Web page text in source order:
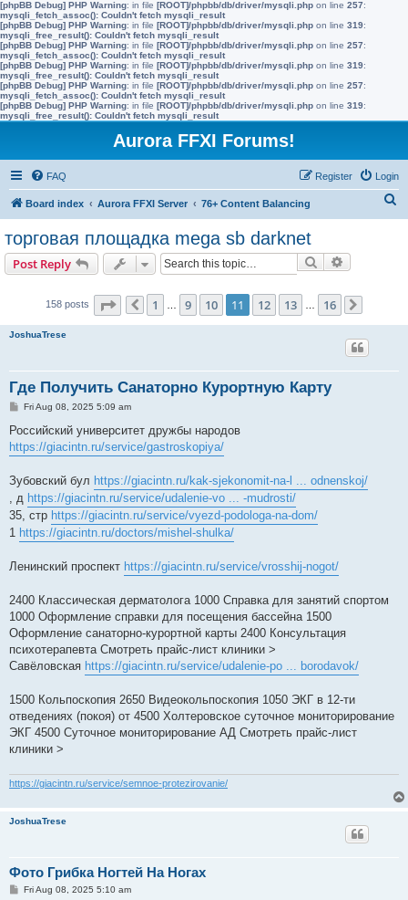
[phpBB Debug] PHP Warning: in file [ROOT]/phpbb/db/driver/mysqli.php on line 257:
mysqli_fetch_assoc(): Couldn't fetch mysqli_result
[phpBB Debug] PHP Warning: in file [ROOT]/phpbb/db/driver/mysqli.php on line 319:
mysqli_free_result(): Couldn't fetch mysqli_result
[phpBB Debug] PHP Warning: in file [ROOT]/phpbb/db/driver/mysqli.php on line 257:
mysqli_fetch_assoc(): Couldn't fetch mysqli_result
[phpBB Debug] PHP Warning: in file [ROOT]/phpbb/db/driver/mysqli.php on line 319:
mysqli_free_result(): Couldn't fetch mysqli_result
[phpBB Debug] PHP Warning: in file [ROOT]/phpbb/db/driver/mysqli.php on line 257:
mysqli_fetch_assoc(): Couldn't fetch mysqli_result
[phpBB Debug] PHP Warning: in file [ROOT]/phpbb/db/driver/mysqli.php on line 319:
mysqli_free_result(): Couldn't fetch mysqli_result
Aurora FFXI Forums!
FAQ Login
Register
Board index Aurora FFXI Server 76+ Content Balancing
торговая площадка mega sb darknet
Post Reply Search
158 posts Page 11 of 16
Previous
1 9 10 11 12 13 16
JoshuaTrese
Где Получить Санаторно Курортную Карту
P
s
Fri Aug 08, 2025 5:09 am
Российский университет дружбы народов
https://giacintn.ru/service/gastroskopiya/
Зубовский бул https://giacintn.ru/kak-sjekonomit-na-l ... odnenskoj/
, д https://giacintn.ru/service/udalenie-vo ... -mudrosti/
35, стр https://giacintn.ru/service/vyezd-podologa-na-dom/
1 https://giacintn.ru/doctors/mishel-shulka/
Ленинский проспект https://giacintn.ru/service/vrosshij-nogot/
2400 Классическая дерматолога 1000 Справка для занятий спортом
1000 Оформление справки для посещения бассейна 1500
Оформление санаторно-курортной карты 2400 Консультация
психотерапевта Смотреть прайс-лист клиники >
Савёловская https://giacintn.ru/service/udalenie-po ... borodavok/
1500 Кольпоскопия 2650 Видеокольпоскопия 1050 ЭКГ в 12-ти
отведениях (покоя) от 4500 Холтеровское суточное мониторирование
ЭКГ 4500 Суточное мониторирование АД Смотреть прайс-лист
клиники >
https://giacintn.ru/service/semnoe-protezirovanie/
JoshuaTrese
Фото Грибка Ногтей На Ногах
PFri Aug 08, 2025 5:10 am